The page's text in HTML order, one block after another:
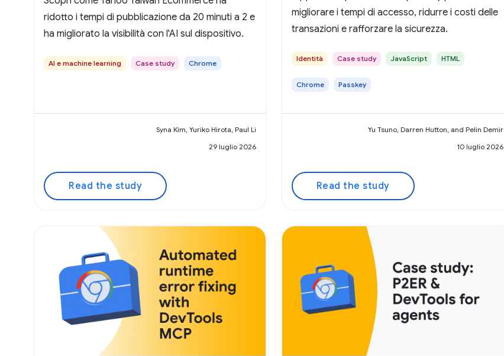
ridotto i tempi di pubblicazione da 20 minuti a 2 e
ha migliorato la visibilità con l'AI sul dispositivo.
AI e machine learning Case study Chrome
Syna Kim, Yuriko Hirota, Paul Li
29 luglio 2026
Read the study
migliorare i tempi di accesso, ridurre i costi delle
transazioni e rafforzare la sicurezza.
Identità Case study JavaScript HTML
Chrome Passkey
Yu Tsuno, Darren Hutton, and Pelin Demir
10 luglio 2026
Read the study